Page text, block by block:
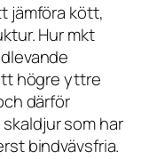
jämföra kött,
Hur mkt
högre yttre
därför
som har
bindvävsfria.